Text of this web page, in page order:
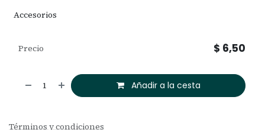
Accesorios
Añadir a la cesta
Precio $ 6,50
Términos y condiciones